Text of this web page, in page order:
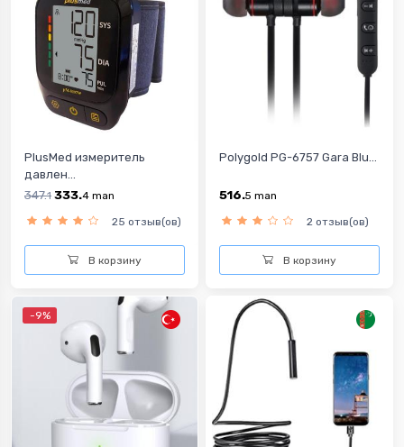
PlusMed измеритель
давлен...
347.1 333.4 man
25 отзыв(ов)
В корзину
Polygold PG-6757 Gara Blu...
516.5 man
2 отзыв(ов)
В корзину
-9%